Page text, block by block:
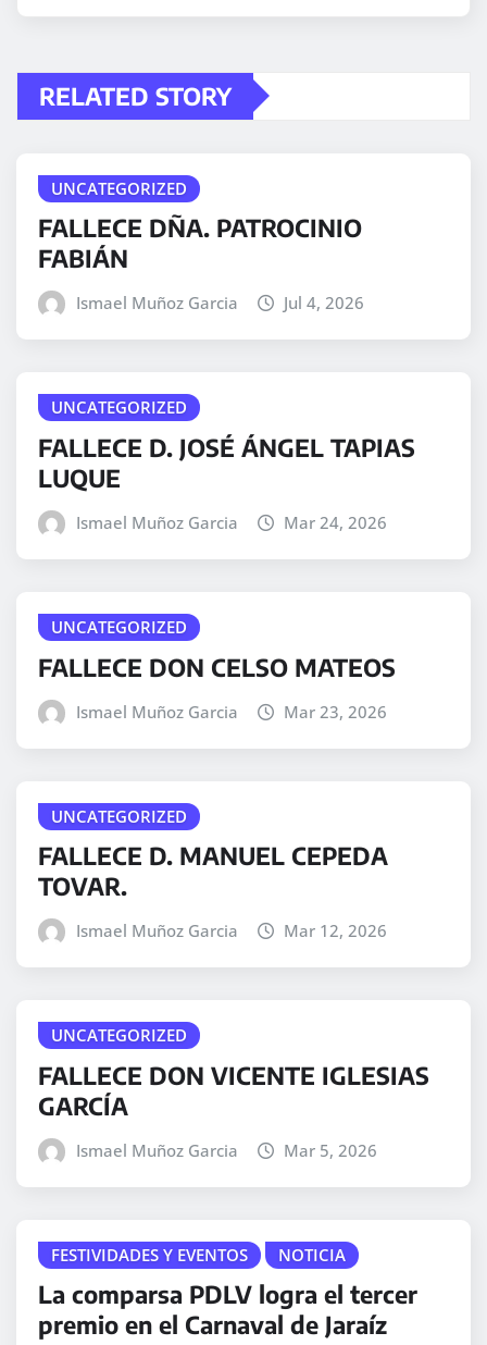
RELATED STORY
UNCATEGORIZED
FALLECE DÑA. PATROCINIO
FABIÁN
Ismael Muñoz Garcia Jul 4, 2026
UNCATEGORIZED
FALLECE D. JOSÉ ÁNGEL TAPIAS
LUQUE
Ismael Muñoz Garcia Mar 24, 2026
UNCATEGORIZED
FALLECE DON CELSO MATEOS
Ismael Muñoz Garcia Mar 23, 2026
UNCATEGORIZED
FALLECE D. MANUEL CEPEDA
TOVAR.
Ismael Muñoz Garcia Mar 12, 2026
UNCATEGORIZED
FALLECE DON VICENTE IGLESIAS
GARCÍA
Ismael Muñoz Garcia Mar 5, 2026
FESTIVIDADES Y EVENTOS NOTICIA
La comparsa PDLV logra el tercer
premio en el Carnaval de Jaraíz